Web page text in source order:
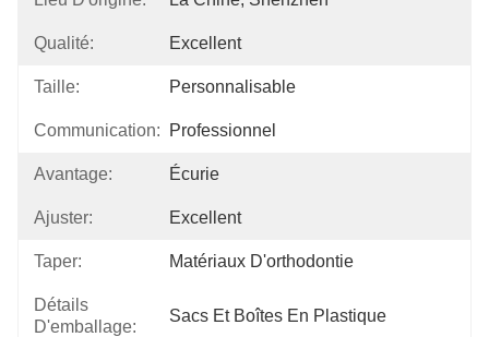
Qualité: Excellent
Taille: Personnalisable
Communication: Professionnel
Avantage: Écurie
Ajuster: Excellent
Taper: Matériaux D'orthodontie
Détails
D'emballage:
Sacs Et Boîtes En Plastique